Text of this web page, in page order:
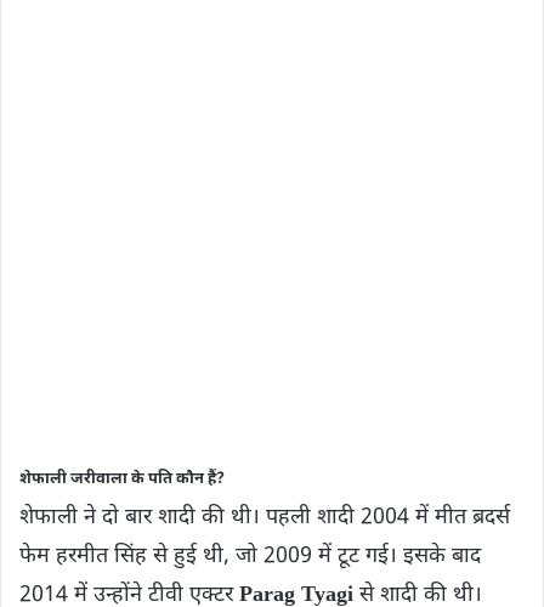
शेफाली जरीवाला के पति कौन हैं?
शेफाली ने दो बार शादी की थी। पहली शादी 2004 में मीत ब्रदर्स
फेम हरमीत सिंह से हुई थी, जो 2009 में टूट गई। इसके बाद
2014 में उन्होंने टीवी एक्टरParag Tyagi से शादी की थी।